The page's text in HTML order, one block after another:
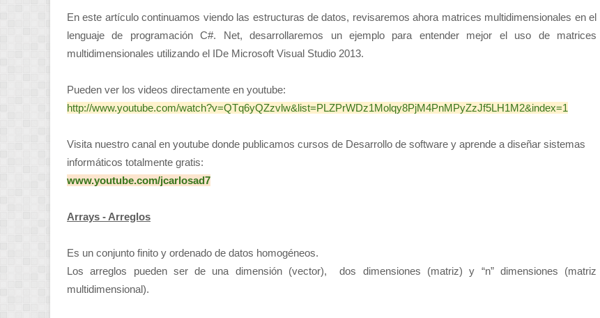
En este artículo continuamos viendo las estructuras de datos, revisaremos ahora matrices multidimensionales en el
lenguaje de programación C#. Net, desarrollaremos un ejemplo para entender mejor el uso de matrices
multidimensionales utilizando el IDe Microsoft Visual Studio 2013.
Pueden ver los videos directamente en youtube:
http://www.youtube.com/watch?v=QTq6yQZzvlw&list=PLZPrWDz1Molqy8PjM4PnMPyZzJf5LH1M2&index=1
Visita nuestro canal en youtube donde publicamos cursos de Desarrollo de software y aprende a diseñar sistemas
informáticos totalmente gratis:
www.youtube.com/jcarlosad7
Arrays - Arreglos
Es un conjunto finito y ordenado de datos homogéneos.
Los arreglos pueden ser de una dimensión (vector), dos dimensiones (matriz) y “n” dimensiones (matriz
multidimensional).